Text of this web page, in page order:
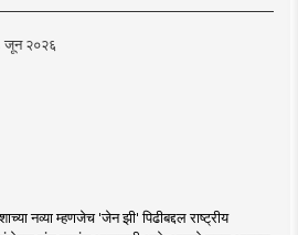
जून २०२६
नव्या म्हणजेच 'जेन झी' पिढीबद्दल राष्ट्रीय